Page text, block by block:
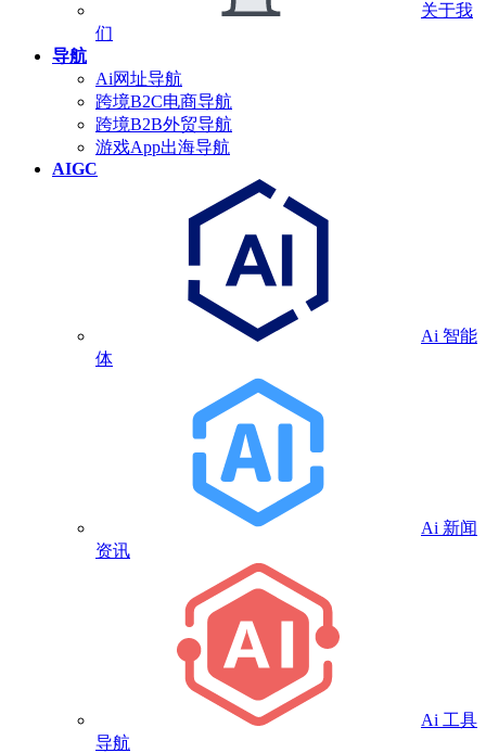
关于我
们
导航
Ai网址导航
跨境B2C电商导航
跨境B2B外贸导航
游戏App出海导航
AIGC
Ai 智能
体
Ai 新闻
资讯
Ai 工具
导航